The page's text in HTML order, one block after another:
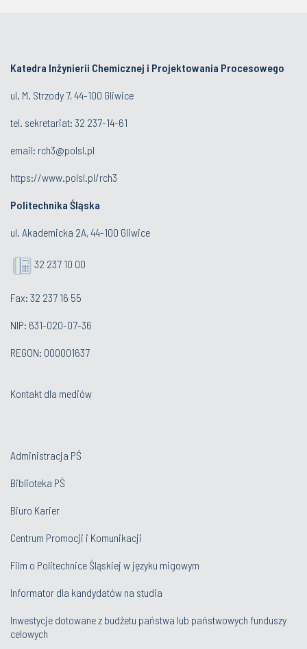
Katedra Inżynierii Chemicznej i Projektowania Procesowego
ul. M. Strzody 7, 44-100 Gliwice
tel. sekretariat: 32 237-14-61
email: rch3@polsl.pl
https://www.polsl.pl/rch3
Politechnika Śląska
ul. Akademicka 2A, 44-100 Gliwice
32 237 10 00
Fax: 32 237 16 55
NIP: 631-020-07-36
REGON: 000001637
Kontakt dla mediów
Administracja PŚ
Biblioteka PŚ
Biuro Karier
Centrum Promocji i Komunikacji
Film o Politechnice Śląskiej w języku migowym
Informator dla kandydatów na studia
Inwestycje dotowane z budżetu państwa lub państwowych funduszy
celowych